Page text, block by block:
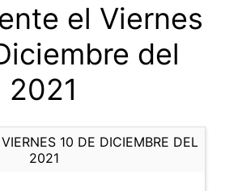
el Viernes
del
2021
10 DE DICIEMBRE DEL
2021